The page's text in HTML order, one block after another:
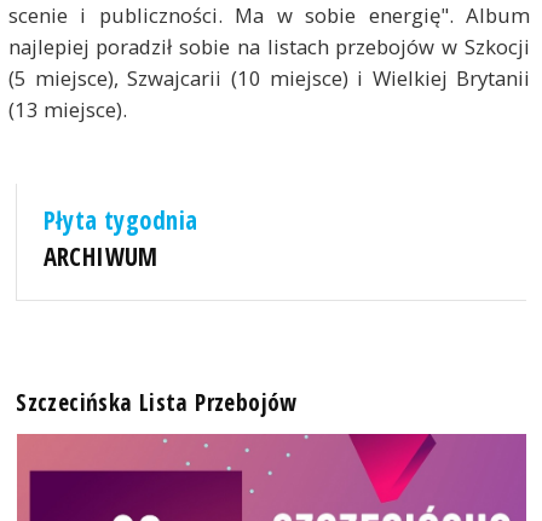
scenie i publiczności. Ma w sobie energię". Album
najlepiej poradził sobie na listach przebojów w Szkocji
(5 miejsce), Szwajcarii (10 miejsce) i Wielkiej Brytanii
(13 miejsce).
Płyta tygodnia
ARCHIWUM
Szczecińska Lista Przebojów